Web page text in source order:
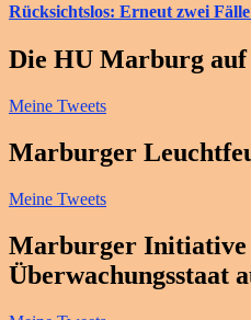
Rücksichtslos: Erneut zwei
Die HU Marburg
Meine Tweets
Marburger
Meine Tweets
Marburger Initiative
Überwachungsstaat